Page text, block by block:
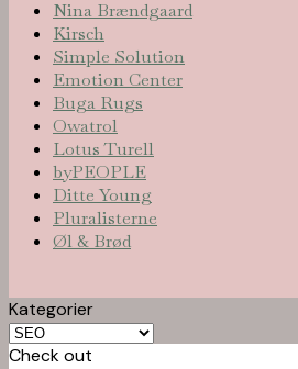
Nina Brændgaard
Kirsch
Simple Solution
Emotion Center
Buga Rugs
Owatrol
Lotus Turell
byPEOPLE
Ditte Young
Pluralisterne
Øl & Brød
Kategorier
Kategorier
Check out